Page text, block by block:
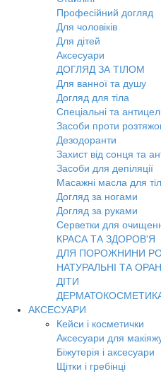
Професійний догляд
Для чоловіків
Для дітей
Аксесуари
ДОГЛЯД ЗА ТІЛОМ
Для ванної та душу
Догляд для тіла
Спеціальні та
Засоби проти
Дезодоранти
Захист від сонця та
Засоби для депіляції
Масажні масла для
Догляд за ногами
Догляд за руками
Серветки для
КРАСА ТА ЗДОРОВ'Я
ДЛЯ ПОРОЖНИНИ
НАТУРАЛЬНІ ТА
ДІТИ
АКСЕСУАРИ
Кейси і косметички
Аксесуари для
Біжутерія і аксесуари
Щітки і гребінці